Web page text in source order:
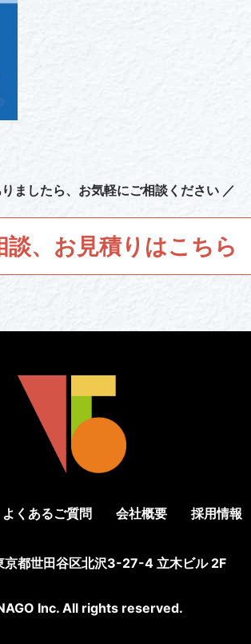
ましたら、お気軽にご相談ください ／
談、お見積り はこちら
よくあるご質問 会社概要 採用情報
京都世田谷区北沢3-27-4 立木ビル 2F
Inc. All rights reserved.